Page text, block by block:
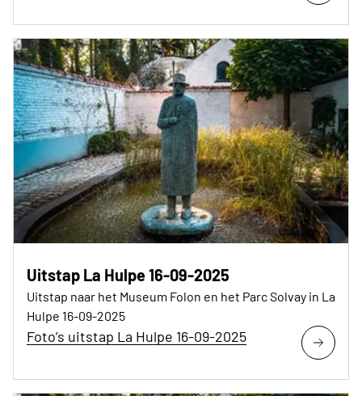
Uitstap La Hulpe 16-09-2025
Uitstap naar het Museum Folon en het Parc Solvay in La
Hulpe 16-09-2025
Foto’s uitstap La Hulpe 16-09-2025